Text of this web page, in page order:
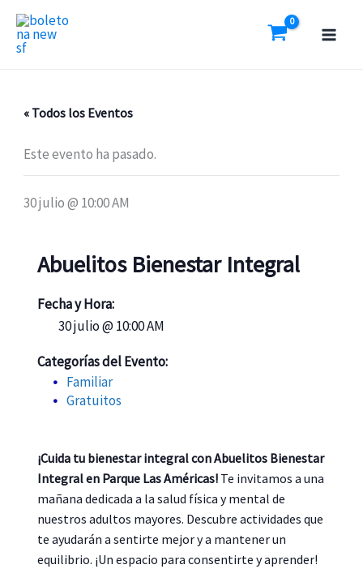
contenido
« Todos los Eventos
Este evento ha pasado.
30 julio @ 10:00 AM
Abuelitos Bienestar Integral
Fecha y Hora:
30 julio @ 10:00 AM
Categorías del Evento:
Familiar
Gratuitos
¡Cuida tu bienestar integral con Abuelitos Bienestar
Integral en Parque Las Américas! Te invitamos a una
mañana dedicada a la salud física y mental de
nuestros adultos mayores. Descubre actividades que
te ayudarán a sentirte mejor y a mantener un
equilibrio. ¡Un espacio para consentirte y aprender!